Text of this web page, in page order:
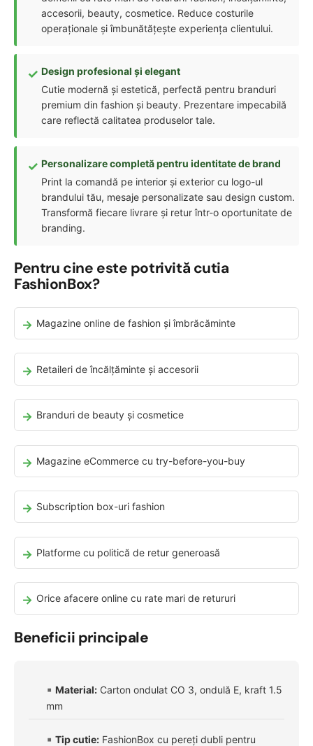
accesorii, beauty, cosmetice. Reduce costurile
operaționale și îmbunătățește experiența clientului.
Design profesional și elegant
Cutie modernă și estetică, perfectă pentru branduri
premium din fashion și beauty. Prezentare impecabilă
care reflectă calitatea produselor tale.
Personalizare completă pentru identitate de brand
Print la comandă pe interior și exterior cu logo-ul
brandului tău, mesaje personalizate sau design custom.
Transformă fiecare livrare și retur într-o oportunitate de
branding.
Pentru cine este potrivită cutia
FashionBox?
Magazine online de fashion și îmbrăcăminte
Retaileri de încălțăminte și accesorii
Branduri de beauty și cosmetice
Magazine eCommerce cu try-before-you-buy
Subscription box-uri fashion
Platforme cu politică de retur generoasă
Orice afacere online cu rate mari de retururi
Beneficii principale
Material: Carton ondulat CO 3, ondulă E, kraft 1.5
mm
Tip cutie: FashionBox cu pereți dubli pentru